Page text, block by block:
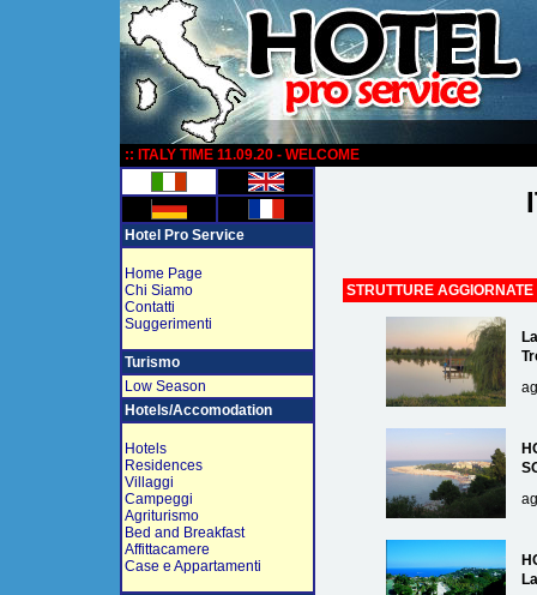
:: ITALY TIME 11.09.20 - WELCOME
Hotel Pro Service
Home Page
Chi Siamo
Contatti
Suggerimenti
Turismo
Low Season
Hotels/Accomodation
Hotels
Residences
Villaggi
Campeggi
Agriturismo
Bed and Breakfast
Affittacamere
Case e Appartamenti
STRUTTURE